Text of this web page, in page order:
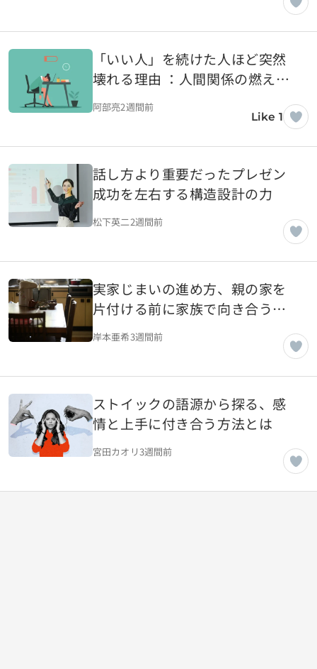
「いい人」を続けた人ほど突然
壊れる理由 ：人間関係の燃え尽
きが起きるまで
阿部亮2週間前
Like 1
話し方より重要だったプレゼン
成功を左右する構造設計の力
松下英二2週間前
実家じまいの進め方、親の家を
片付ける前に家族で向き合うべ
き現実
岸本亜希3週間前
ストイックの語源から探る、感
情と上手に付き合う方法とは
宮田カオリ3週間前